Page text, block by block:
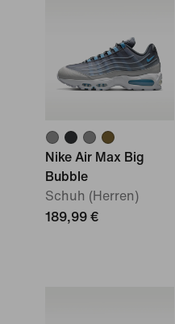
Nike Air Max Big
Bubble
Schuh (Herren)
189,99 €